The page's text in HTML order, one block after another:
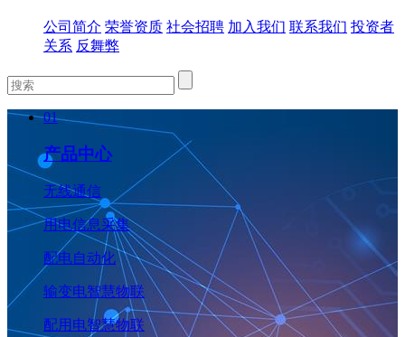
公司简介 荣誉资质 社会招聘 加入我们 联系我们 投资者
关系 反舞弊
01
产品中心
无线通信
用电信息采集
配电自动化
输变电智慧物联
配用电智慧物联